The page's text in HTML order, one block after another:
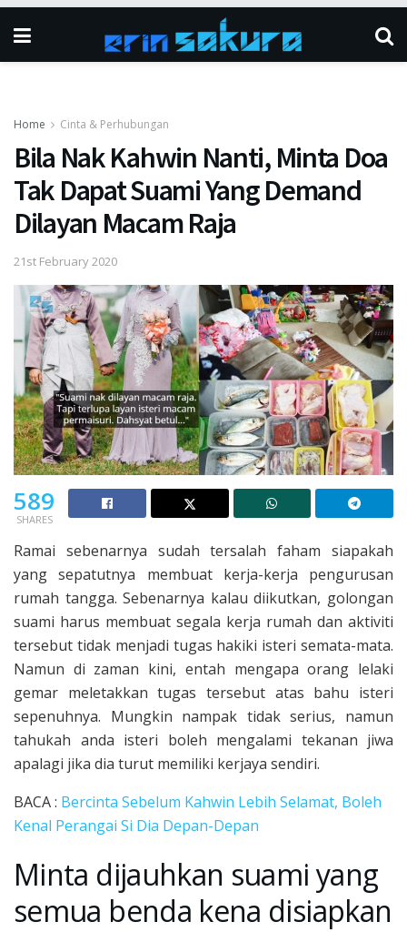
Home Cinta & Perhubungan
Bila Nak Kahwin Nanti, Minta Doa
Tak Dapat Suami Yang Demand
Dilayan Macam Raja
21st February 2020
589
SHARES
Ramai sebenarnya sudah tersalah faham siapakah
yang sepatutnya membuat kerja-kerja pengurusan
rumah tangga. Sebenarnya kalau diikutkan, golongan
suami harus membuat segala kerja rumah dan aktiviti
tersebut tidak menjadi tugas hakiki isteri semata-mata.
Namun di zaman kini, entah mengapa orang lelaki
gemar meletakkan tugas tersebut atas bahu isteri
sepenuhnya. Mungkin nampak tidak serius, namun
tahukah anda isteri boleh mengalami tekanan jiwa
apalagi jika dia turut memiliki kerjaya sendiri.
BACA : Bercinta Sebelum Kahwin Lebih Selamat, Boleh
Kenal Perangai Si Dia Depan-Depan
Minta dijauhkan suami yang
semua benda kena disiapkan